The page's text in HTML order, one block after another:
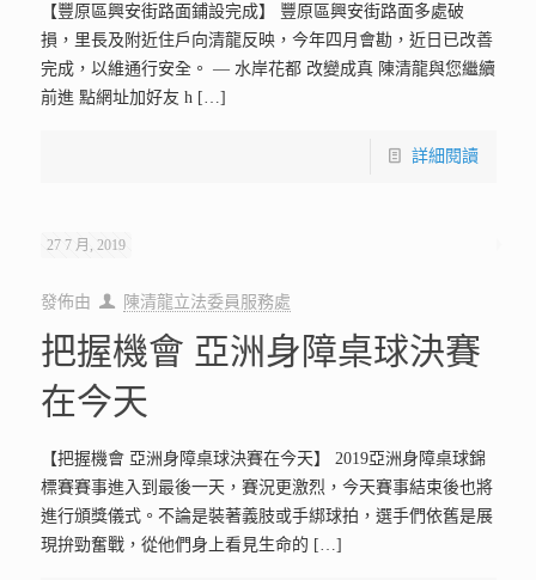
【豐原區興安街路面鋪設完成】 豐原區興安街路面多處破
損，里長及附近住戶向清龍反映，今年四月會勘，近日已改善
完成，以維通行安全。 — 水岸花都 改變成真 陳清龍與您繼續
前進 點網址加好友 h[…]
詳細閱讀
27 7 月, 2019
發佈由 陳清龍立法委員服務處
把握機會 亞洲身障桌球決賽
在今天
【把握機會 亞洲身障桌球決賽在今天】 2019亞洲身障桌球錦
標賽賽事進入到最後一天，賽況更激烈，今天賽事結束後也將
進行頒獎儀式。不論是裝著義肢或手綁球拍，選手們依舊是展
現拚勁奮戰，從他們身上看見生命的 […]